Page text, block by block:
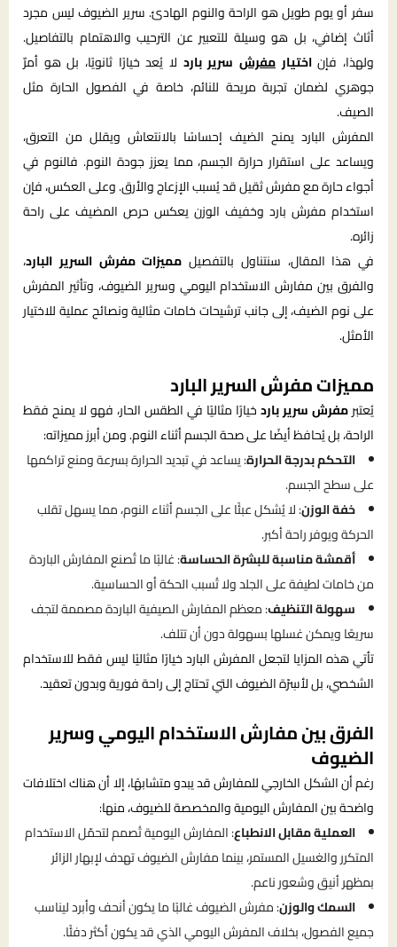
سفر أو يوم طويل هو الراحة والنوم الهادئ. سرير الضيوف ليس مجرد
أثاث إضافي، بل هو وسيلة للتعبير عن الترحيب والاهتمام بالتفاصيل.
ولهذا، فإناختيار مفرشسرير بارد لا يُعد خيارًا ثانويًا، بل هو أمرٌ
جوهري لضمان تجربة مريحة للنائم، خاصة في الفصول الحارة مثل
الصيف.
المفرش البارد يمنح الضيف إحساسًا بالانتعاش ويقلل من التعرق،
ويساعد على استقرار حرارة الجسم، مما يعزز جودة النوم. فالنوم في
أجواء حارة مع مفرش ثقيل قد يُسبب الإزعاج والأرق. وعلى العكس، فإن
استخدام مفرش بارد وخفيف الوزن يعكس حرص المضيف على راحة
زائره.
في هذا المقال، سنتناول بالتفصيل مميزات مفرش السرير البارد،
والفرق بين مفارش الاستخدام اليومي وسرير الضيوف، وتأثير المفرش
على نوم الضيف، إلى جانب ترشيحات خامات مثالية ونصائح عملية للاختيار
الأمثل.
مميزات مفرش السرير البارد
يُعتبرمفرش سرير باردخيارًا مثاليًا في الطقس الحار، فهو لا يمنح فقط
الراحة، بل يُحافظ أيضًا على صحة الجسم أثناء النوم. ومن أبرز مميزاته:
التحكم بدرجة الحرارة: يساعد في تبديد الحرارة بسرعة ومنع تراكمها
على سطح الجسم.
خفة الوزن: لا يُشكل عبئًا على الجسم أثناء النوم، مما يسهل تقلب
الحركة ويوفر راحة أكبر.
أقمشة مناسبة للبشرة الحساسة: غالبًا ما تُصنع المفارش الباردة
من خامات لطيفة على الجلد ولا تُسبب الحكة أو الحساسية.
سهولة التنظيف: معظم المفارش الصيفية الباردة مصممة لتجف
سريعًا ويمكن غسلها بسهولة دون أن تتلف.
تأتي هذه المزايا لتجعل المفرش البارد خيارًا مثاليًا ليس فقط للاستخدام
الشخصي، بل لأسِرّة الضيوف التي تحتاج إلى راحة فورية وبدون تعقيد.
الفرق بين مفارش الاستخدام اليومي وسرير
الضيوف
رغم أن الشكل الخارجي للمفارش قد يبدو متشابهًا، إلا أن هناك اختلافات
واضحة بين المفارش اليومية والمخصصة للضيوف، منها:
العملية مقابل الانطباع: المفارش اليومية تُصمم لتحمّل الاستخدام
المتكرر والغسيل المستمر، بينما مفارش الضيوف تهدف لإبهار الزائر
بمظهر أنيق وشعور ناعم.
السمك والوزن: مفرش الضيوف غالبًا ما يكون أنحف وأبرد ليناسب
جميع الفصول، بخلاف المفرش اليومي الذي قد يكون أكثر دفئًا.